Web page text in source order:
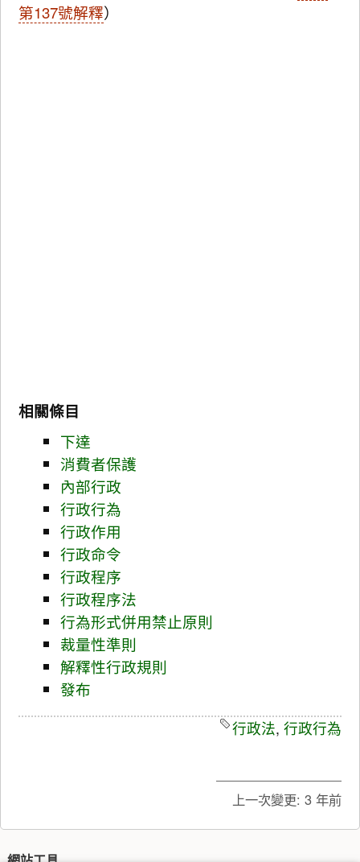
第137號解釋）
相關條目
下達
消費者保護
內部行政
行政行為
行政作用
行政命令
行政程序
行政程序法
行為形式併用禁止原則
裁量性準則
解釋性行政規則
發布
行政法, 行政行為
上一次變更: 3 年前